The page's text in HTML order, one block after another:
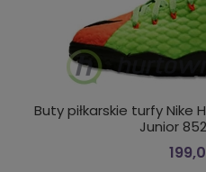
Buty piłkarskie turfy Nike
Junior